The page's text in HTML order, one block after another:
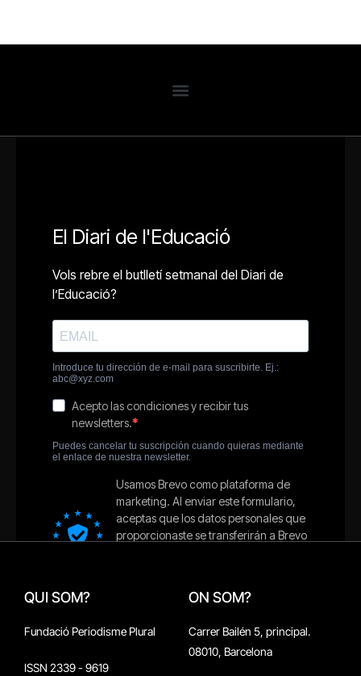
QUI SOM?
Fundació Periodisme Plural
ISSN 2339 - 9619
ON SOM?
Carrer Bailén 5, principal.
08010, Barcelona